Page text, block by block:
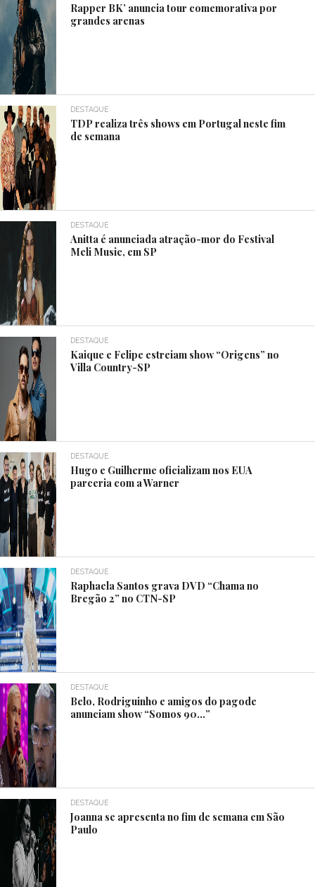
Rapper BK’ anuncia tour comemorativa por
grandes arenas
DESTAQUE
TDP realiza três shows em Portugal neste fim
de semana
DESTAQUE
Anitta é anunciada atração-mor do Festival
Meli Music, em SP
DESTAQUE
Kaique e Felipe estreiam show “Origens” no
Villa Country-SP
DESTAQUE
Hugo e Guilherme oficializam nos EUA
parceria com a Warner
DESTAQUE
Raphaela Santos grava DVD “Chama no
Bregão 2” no CTN-SP
DESTAQUE
Belo, Rodriguinho e amigos do pagode
anunciam show “Somos 90…”
DESTAQUE
Joanna se apresenta no fim de semana em São
Paulo